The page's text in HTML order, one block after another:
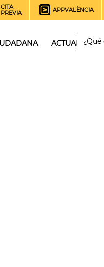
CITA
PREVIA
APPVALÈNCIA
ACTUALIDAD